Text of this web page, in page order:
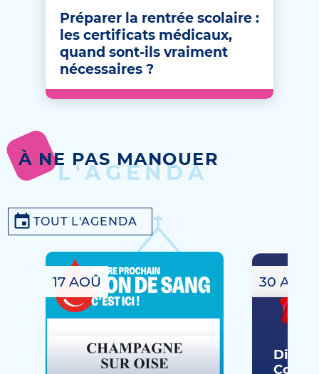
Préparer la rentrée scolaire :
les certificats médicaux,
quand sont-ils vraiment
nécessaires ?
À NE PAS MANQUER
L'AGENDA
TOUT L'AGENDA
17 AOÛ 30 AOÛ